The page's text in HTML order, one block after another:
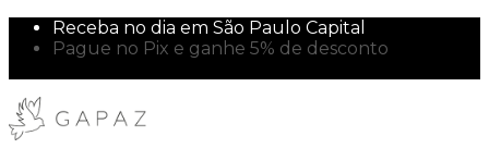
Receba no dia em São Paulo Capital
Pague no Pix e ganhe 5% de desconto